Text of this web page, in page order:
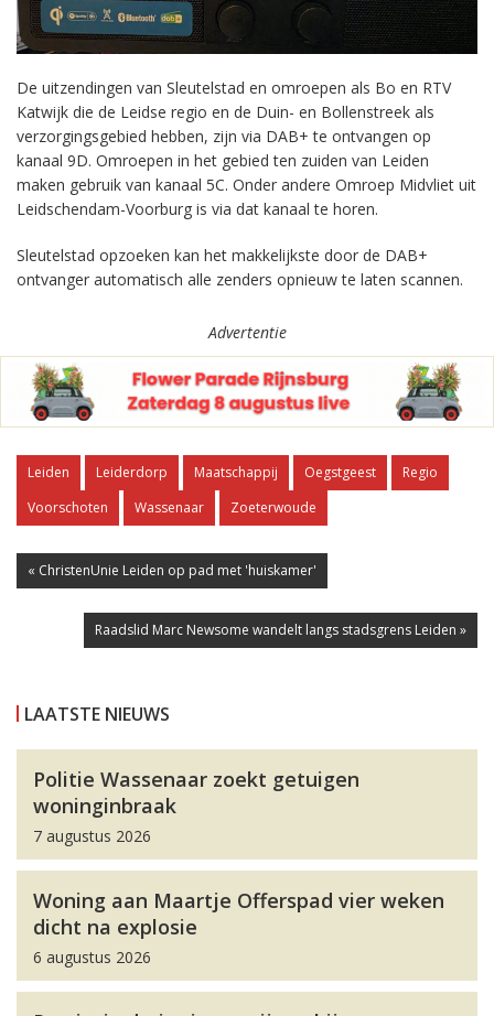
De uitzendingen van Sleutelstad en omroepen als Bo en RTV
Katwijk die de Leidse regio en de Duin- en Bollenstreek als
verzorgingsgebied hebben, zijn via DAB+ te ontvangen op
kanaal 9D. Omroepen in het gebied ten zuiden van Leiden
maken gebruik van kanaal 5C. Onder andere Omroep Midvliet uit
Leidschendam-Voorburg is via dat kanaal te horen.
Sleutelstad opzoeken kan het makkelijkste door de DAB+
ontvanger automatisch alle zenders opnieuw te laten scannen.
Advertentie
Leiden Leiderdorp Maatschappij Oegstgeest
Regio
Voorschoten
Wassenaar Zoeterwoude
« ChristenUnie Leiden op pad met 'huiskamer'
Raadslid Marc Newsome wandelt langs stadsgrens Leiden »
LAATSTE NIEUWS
Politie Wassenaar zoekt getuigen
woninginbraak
7 augustus 2026
Woning aan Maartje Offerspad vier weken
dicht na explosie
6 augustus 2026